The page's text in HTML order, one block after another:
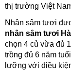
thị trường Việt
Nhân sâm tươi
nhân sâm tươi
chọn 4 củ vừa đủ
trồng đủ 6 năm
lưỡng với điều